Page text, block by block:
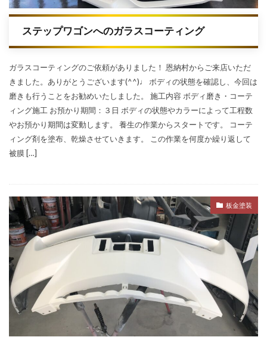
ステップワゴンへのガラスコーティング
ガラスコーティングのご依頼がありました！ 恩納村からご来店いただ
きました。ありがとうございます(^^)♩ ボディの状態を確認し、今回は
磨きも行うことをお勧めいたしました。 施工内容 ボディ磨き・コーテ
ィング施工 お預かり期間：３日 ボディの状態やカラーによって工程数
やお預かり期間は変動します。 養生の作業からスタートです。 コーテ
ィング剤を塗布、乾燥させていきます。 この作業を何度か繰り返して
被膜 […]
板金塗装